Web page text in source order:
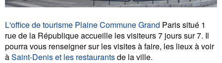
L'office de tourisme Plaine Commune Grand Paris situé 1
rue de la République accueille les visiteurs 7 jours sur 7. Il
pourra vous renseigner sur les visites à faire, les lieux à voir
àSaint-Denis et les restaurantsde la ville.